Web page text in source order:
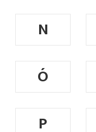
N
Ó
P